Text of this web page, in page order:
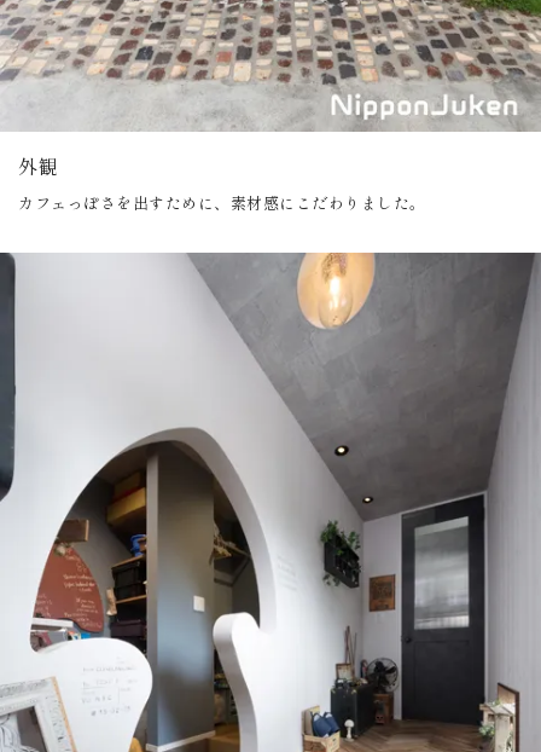
外観
カフェっぽさを出すために、素材感にこだわりました。